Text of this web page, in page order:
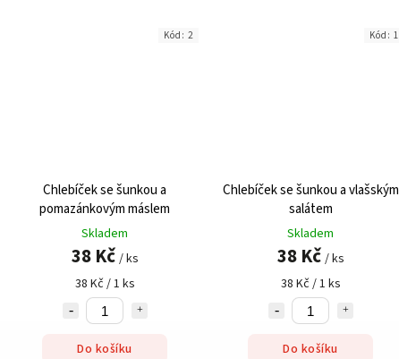
Chlebíček se šunkou a
pomazánkovým máslem
Skladem
38 Kč / ks
38 Kč / 1 ks
Do košíku
Kód: 2
Chlebíček se šunkou a vlašským
salátem
Skladem
38 Kč / ks
38 Kč / 1 ks
Do košíku
Kód: 1